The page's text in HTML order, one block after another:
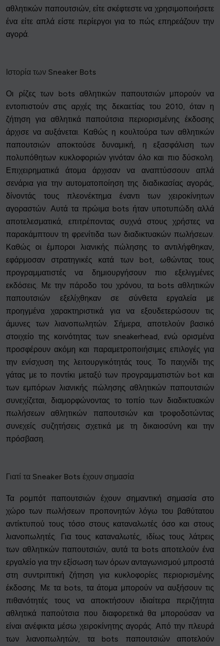
αθλητικών παπουτσιών, είτε σκέφτεστε να χρησιμοποιήσετε
ένα είτε απλά είστε περίεργοι για το πώς επηρεάζουν την
αγορά.
Ιστορία των Sneaker Bots
Οι ρίζες των bots αθλητικών παπουτσιών μπορούν να
εντοπιστούν στις αρχές της δεκαετίας του 2010, όταν η
ζήτηση για αθλητικά παπούτσια περιορισμένης έκδοσης
άρχισε να αυξάνεται. Καθώς η κουλτούρα των αθλητικών
παπουτσιών αποκτούσε δυναμική, η εξασφάλιση των
πολυπόθητων κυκλοφοριών γινόταν όλο και πιο δύσκολη.
Επιχειρηματικά άτομα άρχισαν να αναπτύσσουν απλά
σενάρια για την αυτοματοποίηση της διαδικασίας αγοράς,
δίνοντάς τους πλεονέκτημα έναντι των χειροκίνητων
αγοραστών. Αυτά τα πρώιμα bots ήταν υποτυπώδη αλλά
αποτελεσματικά, επιτρέποντας συχνά στους χρήστες να
παρακάμπτουν τη φρενίτιδα των διαδικτυακών πωλήσεων.
Καθώς οι έμποροι λιανικής πώλησης το αντιλήφθηκαν,
εφάρμοσαν στρατηγικές κατά των bot, ωθώντας τους
προγραμματιστές να δημιουργήσουν πιο εξελιγμένες
εκδόσεις. Με την πάροδο του χρόνου, τα bots αθλητικών
παπουτσιών εξελίχθηκαν σε σύνθετα εργαλεία με
προηγμένα χαρακτηριστικά για να εξουδετερώσουν τις
άμυνες των λιανοπωλητών. Σήμερα, αποτελούν βασικό
στοιχείο της κοινότητας των sneakerhead, ενώ ορισμένα
προσφέρουν ακόμη και παραμετροποιήσιμες επιλογές για
την ενίσχυση της λειτουργικότητάς τους. Το παιχνίδι της
γάτας με το ποντίκι μεταξύ των προγραμματιστών bot και
των εμπόρων λιανικής πώλησης αθλητικών παπουτσιών
συνεχίζεται, διαμορφώνοντας το τοπίο των διαδικτυακών
πωλήσεων αθλητικών παπουτσιών και τροφοδοτώντας
συνεχείς συζητήσεις σχετικά με τη δικαιοσύνη και την
πρόσβαση.
Γιατί τα Sneaker Bots έχουν σημασία
Τα ρομπότ παπουτσιών έχουν σημαντική σημασία στο
χώρο των πωλήσεων προπονητών λόγω του βαθύτατου
αντίκτυπού τους τόσο στους καταναλωτές όσο και στους
λιανοπωλητές. Για τους καταναλωτές, ιδίως τους λάτρεις
των αθλητικών παπουτσιών, αυτά τα bots αποτελούν ένα
εργαλείο για την εξίσωση των όρων ανταγωνισμού μπροστά
στη συντριπτική ζήτηση για κυκλοφορίες περιορισμένης
έκδοσης. Με τα bots, τα άτομα μπορούν να αυξήσουν τις
πιθανότητές τους να αποκτήσουν ιδιαίτερα περιζήτητα
αθλητικά παπούτσια που διαφορετικά θα μπορούσαν να
είναι ανέφικτα μέσω χειροκίνητης αγοράς. Από την πλευρά
των λιανοπωλητών, τα bots παπουτσιών αποτελούν